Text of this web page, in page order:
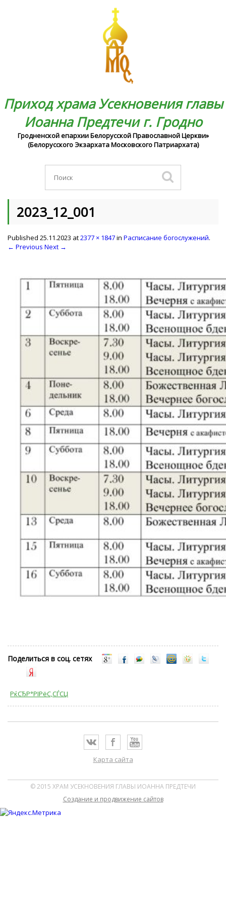
Приход храма Усекновения главы
Иоанна Предтечи г. Гродно
Гродненской епархии Белорусской Православной Церкви»
(Белорусского Экзархата Московского Патриархата)
2023_12_001
Published 25.11.2023 at2377 × 1847in Расписание богослужений.
← Previous Next →
Поделиться в соц. сетях
РќСЂР°РІРёС‚СЃСЏ
Карта сайта
© 2015 ХРАМ УСЕКНОВЕНИЯ ГЛАВЫ ИОАННА ПРЕДТЕЧИ
Cоздание и продвижение сайтов